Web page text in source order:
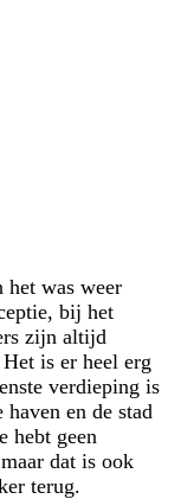
het was weer
bij het
zijn altijd
is er heel erg
verdieping is
en de stad
hebt geen
dat is ook
terug.